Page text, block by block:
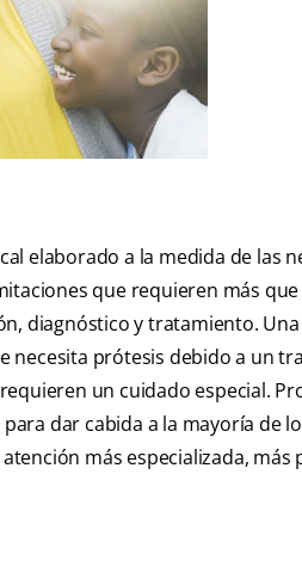
elaborado a la medida de las
que requieren más
diagnóstico y tratamiento.
necesita prótesis debido a un
un cuidado especial.
dar cabida a la mayoría de
más especializada,